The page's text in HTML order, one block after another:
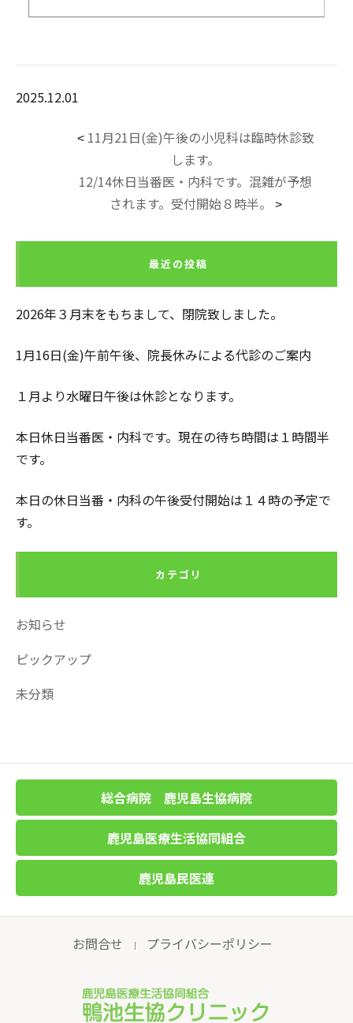
2025.12.01
< 11月21日(金)午後の小児科は臨時休診致
します。
12/14休日当番医・内科です。混雑が予想
されます。受付開始８時半。
>
最近の投稿
2026年３月末をもちまして、閉院致しました。
1月16日(金)午前午後、院長休みによる代診のご案内
１月より水曜日午後は休診となります。
本日休日当番医・内科です。現在の待ち時間は１時間半
です。
本日の休日当番・内科の午後受付開始は１４時の予定で
す。
カテゴリ
お知らせ
ピックアップ
未分類
総合病院 鹿児島生協病院
鹿児島医療生活協同組合
鹿児島民医連
お問合せ ｜ プライバシーポリシー